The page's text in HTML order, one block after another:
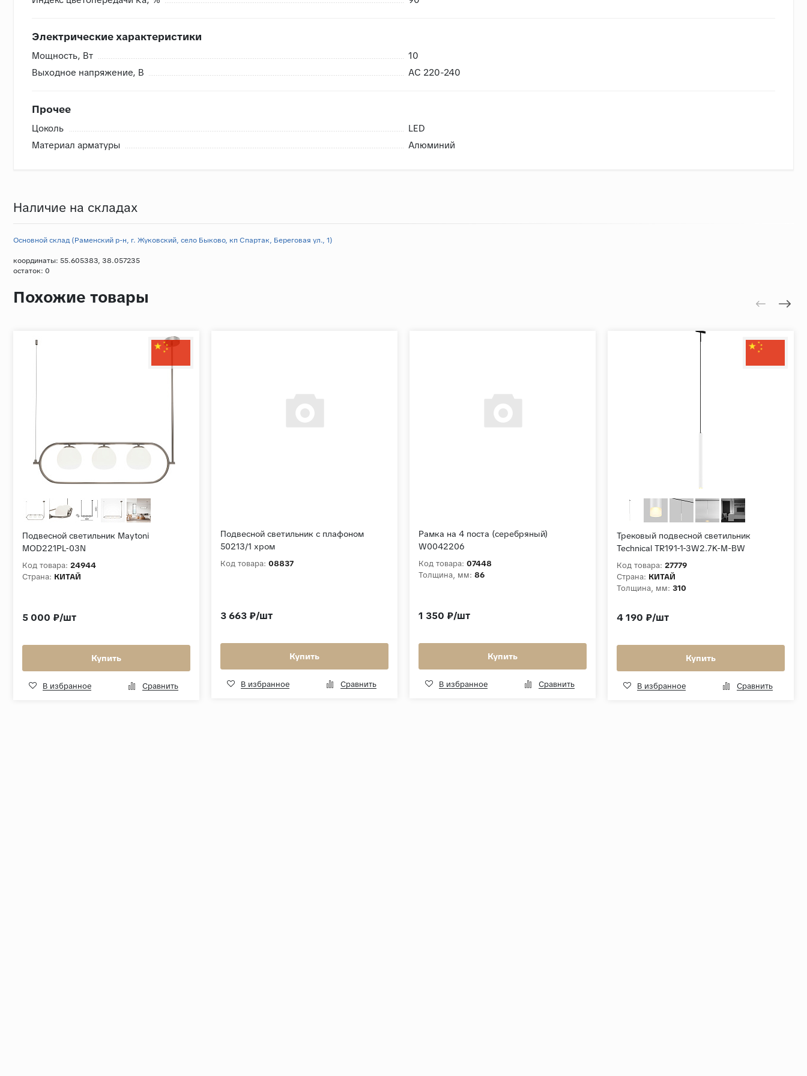
Электрические характеристики
Мощность, Вт
10
Выходное напряжение, В
AC 220-240
Прочее
Цоколь
LED
Материал арматуры
Алюминий
Наличие на складах
Основной склад (Раменский р-н, г. Жуковский, село Быково, кп Спартак, Береговая ул., 1)
координаты: 55.605383, 38.057235
остаток: 0
Похожие товары
Подвесной светильник Maytoni
MOD221PL-03N
Код товара: 24944
Страна: КИТАЙ
5 000 ₽/шт
Купить
В избранное Сравнить
Подвесной светильник с плафоном
50213/1 хром
Код товара: 08837
3 663 ₽/шт
Купить
В избранное Сравнить
Рамка на 4 поста (серебряный)
W0042206
Код товара: 07448
Толщина, мм: 86
1 350 ₽/шт
Купить
В избранное Сравнить
Трековый подвесной светильник
Technical TR191-1-3W2.7K-M-BW
Код товара: 27779
Страна: КИТАЙ
Толщина, мм: 310
4 190 ₽/шт
Купить
В избранное Сравнить